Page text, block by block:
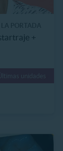
+
Últimas unidades